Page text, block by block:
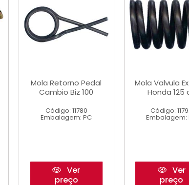
Mola Retorno Pedal
Cambio Biz 100
Código: 11780
Embalagem: PC
Ver
preço
Mola Valvula
Honda 125
Código:
Embalagem:
Ver
preço